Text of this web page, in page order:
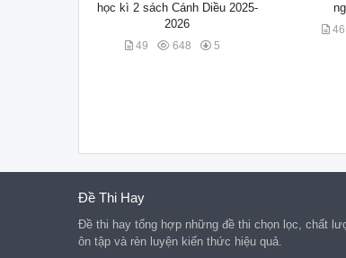
học kì 2 sách Cánh Diều 2025-
2026
49 648 5
46
Đề Thi Hay
Đề thi hay tổng hợp những đề thi chọn lọc, chất
ôn tập và rèn luyện kiến thức hiệu quả.